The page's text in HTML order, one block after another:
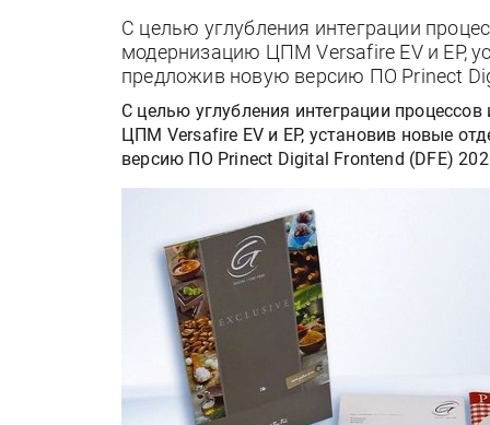
С целью углубления интеграции
модернизацию ЦПМ Versafire EV и EP,
предложив новую версию ПО Prinect
С целью углубления интеграции
ЦПМ Versafire EV и EP, установив новые
версию ПО Prinect Digital Frontend (DFE)